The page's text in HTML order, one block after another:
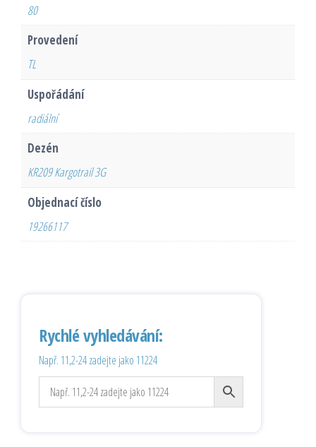
80
Provedení
TL
Uspořádání
radiální
Dezén
KR209 Kargotrail 3G
Objednací číslo
19266117
Rychlé vyhledávání:
Např. 11,2-24 zadejte jako 11224